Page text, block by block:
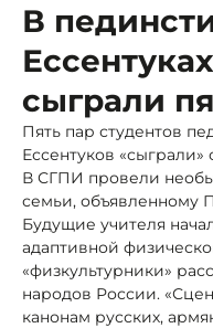
В
сыграли
Пять пар студентов
Ессентуков «сыграли»
В СГПИ провели
семьи, объявленному
Будущие учителя
адаптивной
«физкультурники»
народов России.
канонам русских,